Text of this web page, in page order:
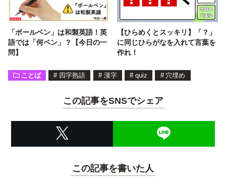
「ボールペン」は和製英語！英
語では「何ペン」？【今日の一
問】
【ひらめくとスッキリ】「？」
に同じひらがなを入れて言葉を
作れ！
ことば # 四字熟語 # 漢字 # quiz # 穴埋め
この記事をSNSでシェア
この記事を書いた人